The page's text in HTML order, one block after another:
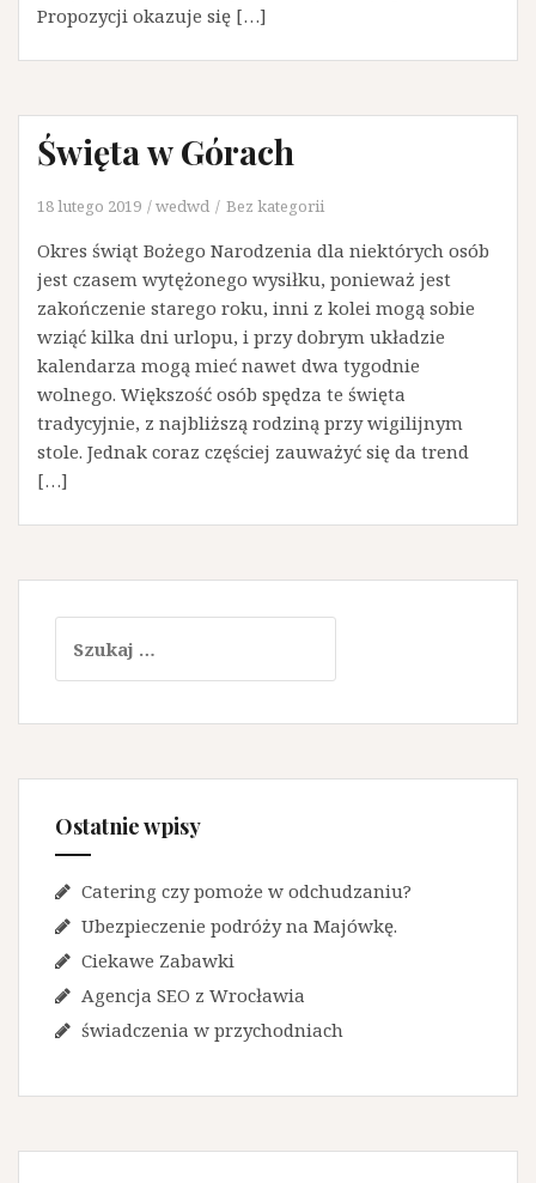
Propozycji okazuje się […]
Święta w Górach
18 lutego 2019 wedwd Bez kategorii
Okres świąt Bożego Narodzenia dla niektórych osób
jest czasem wytężonego wysiłku, ponieważ jest
zakończenie starego roku, inni z kolei mogą sobie
wziąć kilka dni urlopu, i przy dobrym układzie
kalendarza mogą mieć nawet dwa tygodnie
wolnego. Większość osób spędza te święta
tradycyjnie, z najbliższą rodziną przy wigilijnym
stole. Jednak coraz częściej zauważyć się da trend
[…]
Ostatnie wpisy
Catering czy pomoże w odchudzaniu?
Ubezpieczenie podróży na Majówkę.
Ciekawe Zabawki
Agencja SEO z Wrocławia
świadczenia w przychodniach